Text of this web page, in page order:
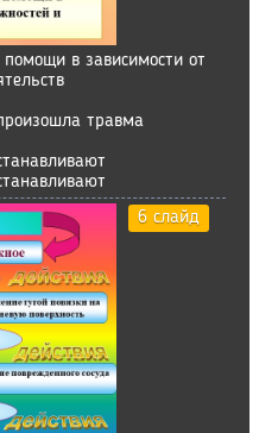
в зависимости от
травма
6 слайд